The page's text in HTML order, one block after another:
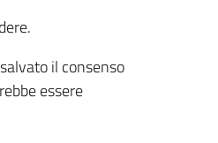
il consenso
essere